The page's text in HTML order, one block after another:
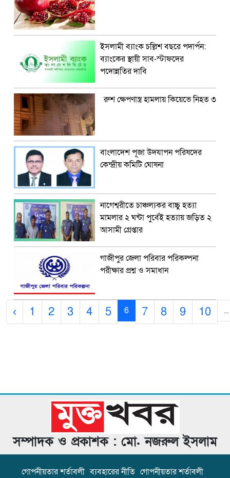
ইসলামী ব্যাংক চল্লিশ বছরে পদার্পন:
ব্যাংকের স্থায়ী সাব-স্টাফদের
পদোন্নতির দাবি
রুশ ক্ষেপণাস্ত্র হামলায় কিয়েভে নিহত ৩
বাংলাদেশ পূজা উদযাপন পরিষদের
কেন্দ্রীয় কমিটি ঘোষনা
নাগেশ্বরীতে চাঞ্চল্যকর বাচ্চু হত্যা
মামলার ২ ঘন্টা পুর্বেই হত্যায় জড়িত ২
আসামী গ্রেপ্তার
গাজীপুর জেলা পরিবার পরিকল্পনা
পরীক্ষার প্রশ্ন ও সমাধান
‹ 1 2 3 4 5 6 7 8 9 10 ...
সম্পাদক ও প্রকাশক : মো. নজরুল ইসলাম
গোপনীয়তার শর্তাবলী ব্যবহারের নীতি গোপনীয়তার শর্তাবলী